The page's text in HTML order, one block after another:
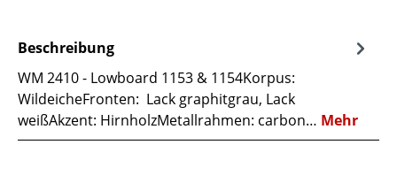
Beschreibung
WM 2410 - Lowboard 1153 & 1154Korpus:
WildeicheFronten: Lack graphitgrau, Lack
weißAkzent: HirnholzMetallrahmen: carbon… Mehr